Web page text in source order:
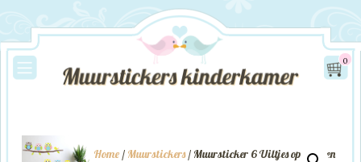
0
Home / Muurstickers/ Muursticker 6 Uiltjes op Takken